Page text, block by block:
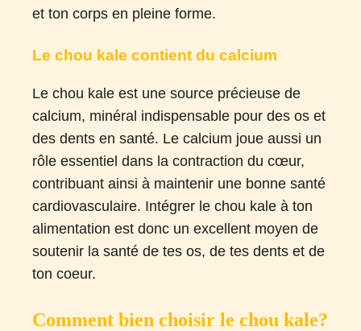
et ton corps en pleine forme.
Le chou kale contient du calcium
Le chou kale est une source précieuse de
calcium, minéral indispensable pour des os et
des dents en santé. Le calcium joue aussi un
rôle essentiel dans la contraction du cœur,
contribuant ainsi à maintenir une bonne santé
cardiovasculaire. Intégrer le chou kale à ton
alimentation est donc un excellent moyen de
soutenir la santé de tes os, de tes dents et de
ton coeur.
Comment bien choisir le chou kale?